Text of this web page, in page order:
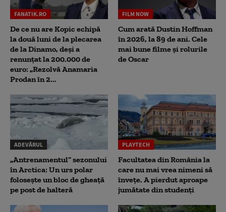
FANATIK.RO
De ce nu are Kopic echipă
la două luni de la plecarea
de la Dinamo, deși a
renunțat la 200.000 de
euro: „Rezolvă Anamaria
Prodan în 2...
FILM NOW
Cum arată Dustin Hoffman
în 2026, la 89 de ani. Cele
mai bune filme și rolurile
de Oscar
ADEVĂRUL
„Antrenamentul” sezonului
în Arctica: Un urs polar
folosește un bloc de gheață
pe post de halteră
PLAYTECH
Facultatea din România la
care nu mai vrea nimeni să
înveţe. A pierdut aproape
jumătate din studenţi